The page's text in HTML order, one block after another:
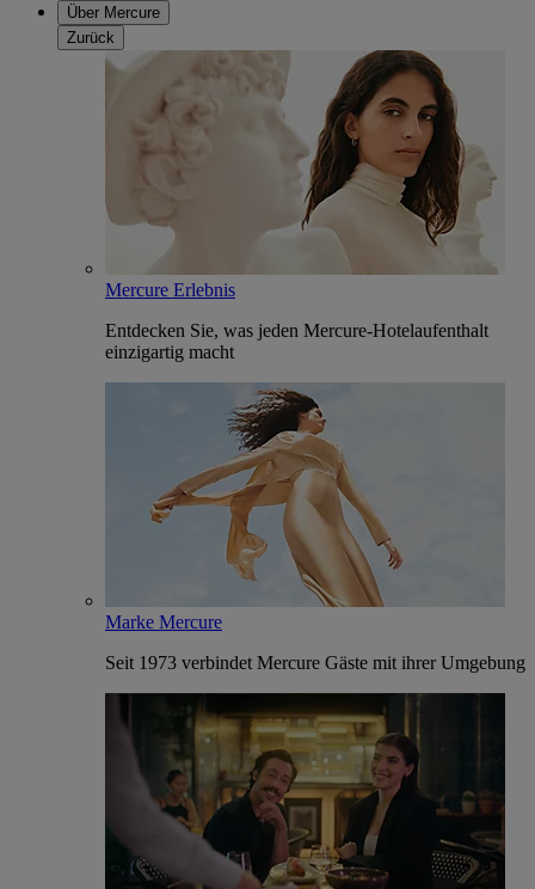
Über Mercure
Zurück
Mercure Erlebnis
Entdecken Sie, was jeden Mercure-Hotelaufenthalt
einzigartig macht
Marke Mercure
Seit 1973 verbindet Mercure Gäste mit ihrer Umgebung